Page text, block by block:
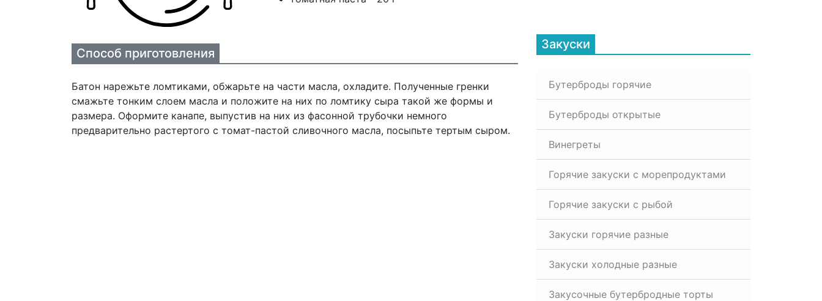
Способ приготовления
Батон нарежьте ломтиками, обжарьте на части масла, охладите. Полученные гренки
смажьте тонким слоем масла и положите на них по ломтику сыра такой же формы и
размера. Оформите канапе, выпустив на них из фасонной трубочки немного
предварительно растертого с томат-пастой сливочного масла, посыпьте тертым сыром.
Закуски
Бутерброды горячие
Бутерброды открытые
Винегреты
Горячие закуски с морепродуктами
Горячие закуски с рыбой
Закуски горячие разные
Закуски холодные разные
Закусочные бутербродные торты